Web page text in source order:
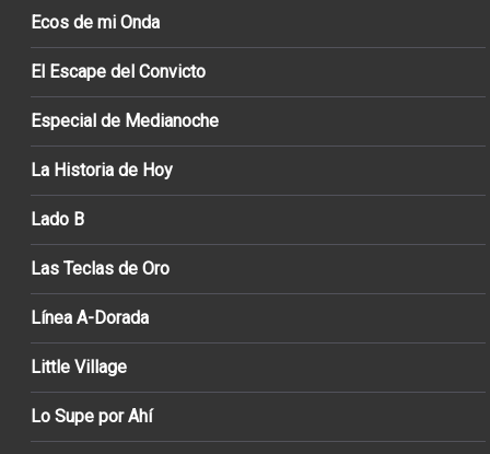
Ecos de mi Onda
El Escape del Convicto
Especial de Medianoche
La Historia de Hoy
Lado B
Las Teclas de Oro
Línea A-Dorada
Little Village
Lo Supe por Ahí